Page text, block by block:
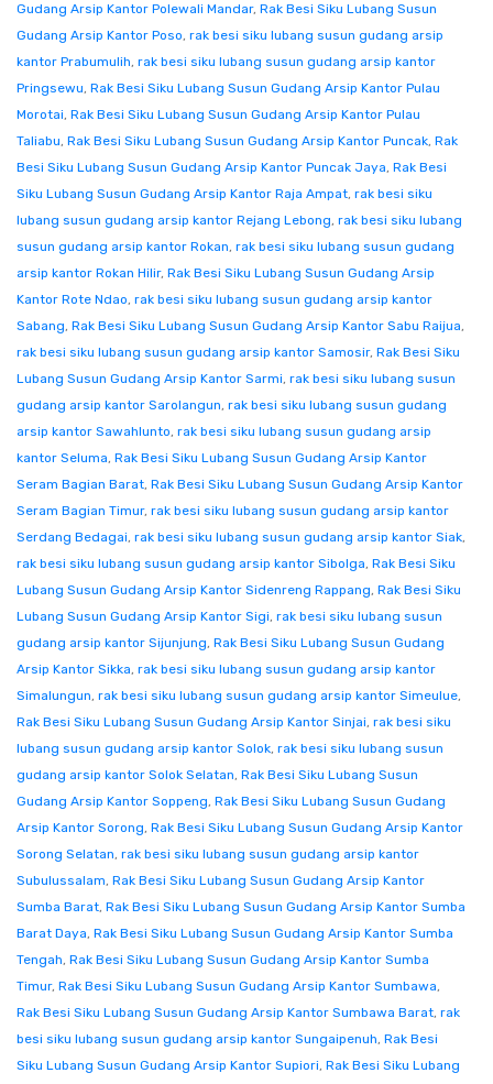
Gudang Arsip Kantor Polewali Mandar, Rak Besi Siku Lubang Susun
Gudang Arsip Kantor Poso, rak besi siku lubang susun gudang arsip
kantor Prabumulih, rak besi siku lubang susun gudang arsip kantor
Pringsewu, Rak Besi Siku Lubang Susun Gudang Arsip Kantor Pulau
Morotai, Rak Besi Siku Lubang Susun Gudang Arsip Kantor Pulau
Taliabu, Rak Besi Siku Lubang Susun Gudang Arsip Kantor Puncak, Rak
Besi Siku Lubang Susun Gudang Arsip Kantor Puncak Jaya, Rak Besi
Siku Lubang Susun Gudang Arsip Kantor Raja Ampat, rak besi siku
lubang susun gudang arsip kantor Rejang Lebong, rak besi siku lubang
susun gudang arsip kantor Rokan, rak besi siku lubang susun gudang
arsip kantor Rokan Hilir, Rak Besi Siku Lubang Susun Gudang Arsip
Kantor Rote Ndao, rak besi siku lubang susun gudang arsip kantor
Sabang, Rak Besi Siku Lubang Susun Gudang Arsip Kantor Sabu Raijua,
rak besi siku lubang susun gudang arsip kantor Samosir, Rak Besi Siku
Lubang Susun Gudang Arsip Kantor Sarmi, rak besi siku lubang susun
gudang arsip kantor Sarolangun, rak besi siku lubang susun gudang
arsip kantor Sawahlunto, rak besi siku lubang susun gudang arsip
kantor Seluma, Rak Besi Siku Lubang Susun Gudang Arsip Kantor
Seram Bagian Barat, Rak Besi Siku Lubang Susun Gudang Arsip Kantor
Seram Bagian Timur, rak besi siku lubang susun gudang arsip kantor
Serdang Bedagai, rak besi siku lubang susun gudang arsip kantor Siak,
rak besi siku lubang susun gudang arsip kantor Sibolga, Rak Besi Siku
Lubang Susun Gudang Arsip Kantor Sidenreng Rappang, Rak Besi Siku
Lubang Susun Gudang Arsip Kantor Sigi, rak besi siku lubang susun
gudang arsip kantor Sijunjung, Rak Besi Siku Lubang Susun Gudang
Arsip Kantor Sikka, rak besi siku lubang susun gudang arsip kantor
Simalungun, rak besi siku lubang susun gudang arsip kantor Simeulue,
Rak Besi Siku Lubang Susun Gudang Arsip Kantor Sinjai, rak besi siku
lubang susun gudang arsip kantor Solok, rak besi siku lubang susun
gudang arsip kantor Solok Selatan, Rak Besi Siku Lubang Susun
Gudang Arsip Kantor Soppeng, Rak Besi Siku Lubang Susun Gudang
Arsip Kantor Sorong, Rak Besi Siku Lubang Susun Gudang Arsip Kantor
Sorong Selatan, rak besi siku lubang susun gudang arsip kantor
Subulussalam, Rak Besi Siku Lubang Susun Gudang Arsip Kantor
Sumba Barat, Rak Besi Siku Lubang Susun Gudang Arsip Kantor Sumba
Barat Daya, Rak Besi Siku Lubang Susun Gudang Arsip Kantor Sumba
Tengah, Rak Besi Siku Lubang Susun Gudang Arsip Kantor Sumba
Timur, Rak Besi Siku Lubang Susun Gudang Arsip Kantor Sumbawa,
Rak Besi Siku Lubang Susun Gudang Arsip Kantor Sumbawa Barat, rak
besi siku lubang susun gudang arsip kantor Sungaipenuh, Rak Besi
Siku Lubang Susun Gudang Arsip Kantor Supiori, Rak Besi Siku Lubang